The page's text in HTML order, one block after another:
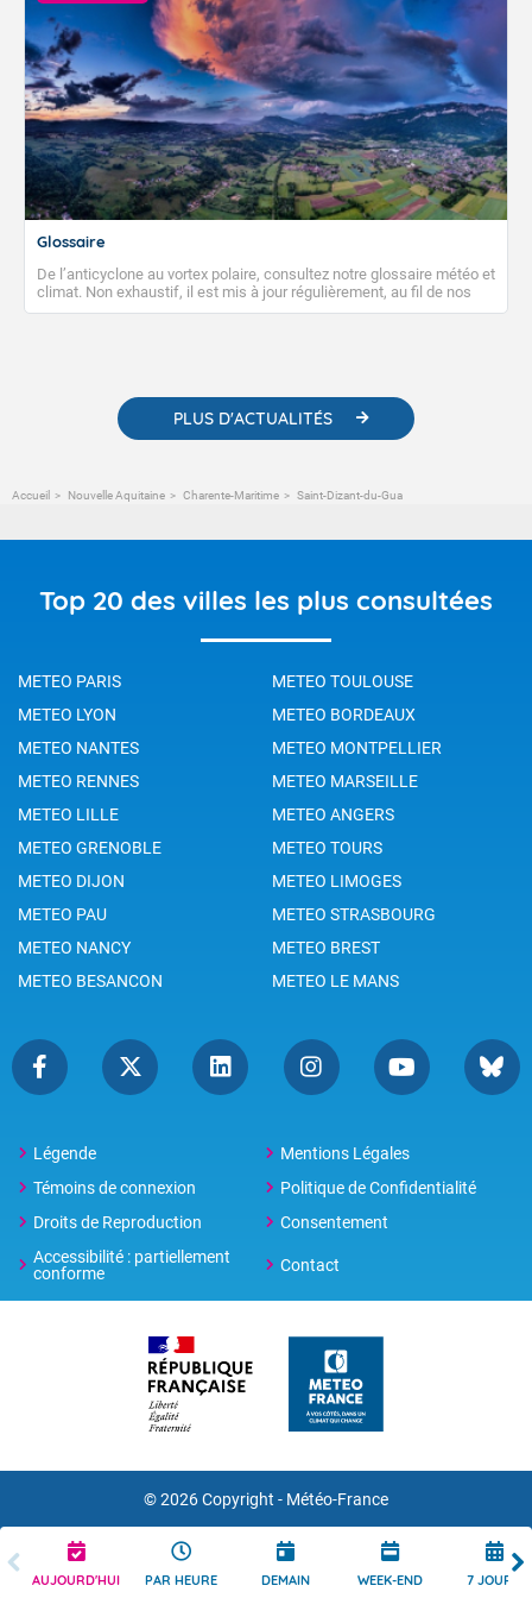
AUJOURD'HUI PAR HEURE DEMAIN WEEK-END 7 JOURS
Glossaire
De l’anticyclone au vortex polaire, consultez notre glossaire météo et
climat. Non exhaustif, il est mis à jour régulièrement, au fil de nos
publications. Vous y trouverez également des liens utiles vers nos
PLUS D'ACTUALITÉS
Accueil Nouvelle Aquitaine Charente-Maritime Saint-Dizant-du-Gua
Top 20 des villes les plus consultées
METEO PARIS
METEO TOULOUSE
METEO LYON
METEO BORDEAUX
METEO NANTES
METEO MONTPELLIER
METEO RENNES
METEO MARSEILLE
METEO LILLE
METEO ANGERS
METEO GRENOBLE
METEO TOURS
METEO DIJON
METEO LIMOGES
METEO PAU
METEO STRASBOURG
METEO NANCY
METEO BREST
METEO BESANCON
METEO LE MANS
Légende
Mentions Légales
Témoins de connexion
Politique de Confidentialité
Droits de Reproduction
Consentement
Accessibilité : partiellement
conforme
Contact
© 2026 Copyright - Météo-France